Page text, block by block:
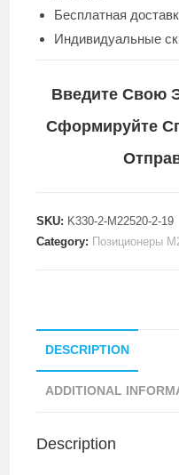
Бесплатная
Индивидуальные
Введите Свою
Сформируйте
SKU: K330-2-M22520-2-19
Category: Позиционеры
DESCRIPTION
ADDITIONAL
Description